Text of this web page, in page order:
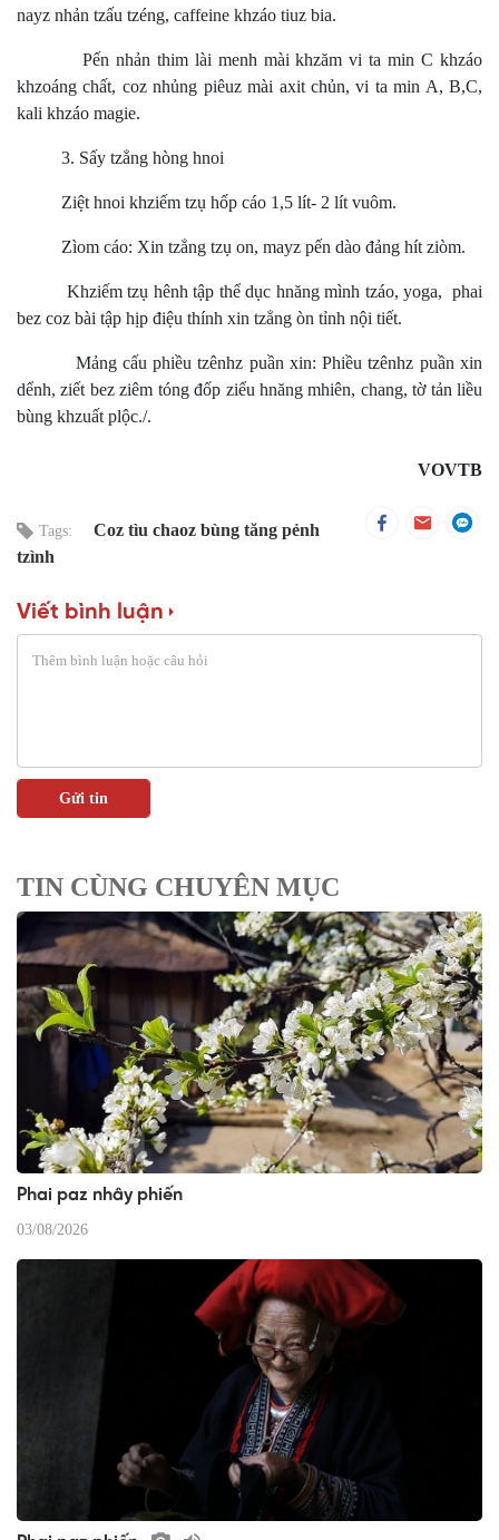
nayz nhản tzấu tzéng, caffeine khzáo tiuz bia.
Pến nhản thim lài menh mài khzăm vi ta min C khzáo
khzoáng chất, coz nhủng piêuz mài axit chủn, vi ta min A, B,C,
kali khzáo magie.
3. Sấy tzẳng hòng hnoi
Ziệt hnoi khziếm tzụ hốp cáo 1,5 lít- 2 lít vuôm.
Zìom cáo: Xin tzẳng tzụ on, mayz pến dào đảng hít ziòm.
Khziếm tzụ hênh tập thể dục hnăng mình tzáo, yoga, phai
bez coz bài tập hịp điệu thính xin tzẳng òn tỉnh nội tiết.
Mảng cấu phiều tzênhz puần xin: Phiều tzênhz puần xin
dểnh, ziết bez ziêm tóng đốp ziểu hnăng mhiên, chang, tờ tản liều
bùng khzuất plộc./.
VOVTB
Tags:
Coz tìu chaoz bùng tăng pẻnh
tzình
Viết bình luận
TIN CÙNG CHUYÊN MỤC
Phai paz nhây phiến
03/08/2026